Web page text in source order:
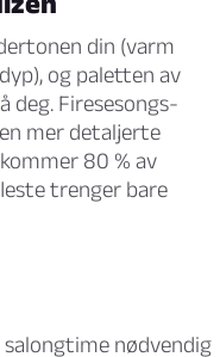
din (varm
og paletten av
deg. Firesesongs-
mer detaljerte
80 % av
trenger bare
nødvendig